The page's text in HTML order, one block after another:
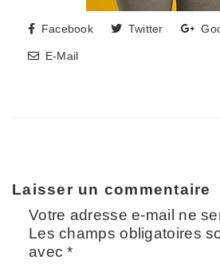
Facebook Twitter
E-Mail
Laisser un commentaire
Votre adresse e-mail ne
Les champs obligatoires
avec*